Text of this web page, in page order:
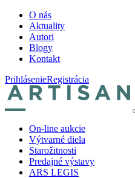
O nás
Aktuality
Autori
Blogy
Kontakt
PrihlásenieRegistrácia
On-line aukcie
Výtvarné diela
Starožitnosti
Predajné výstavy
ARS LEGIS